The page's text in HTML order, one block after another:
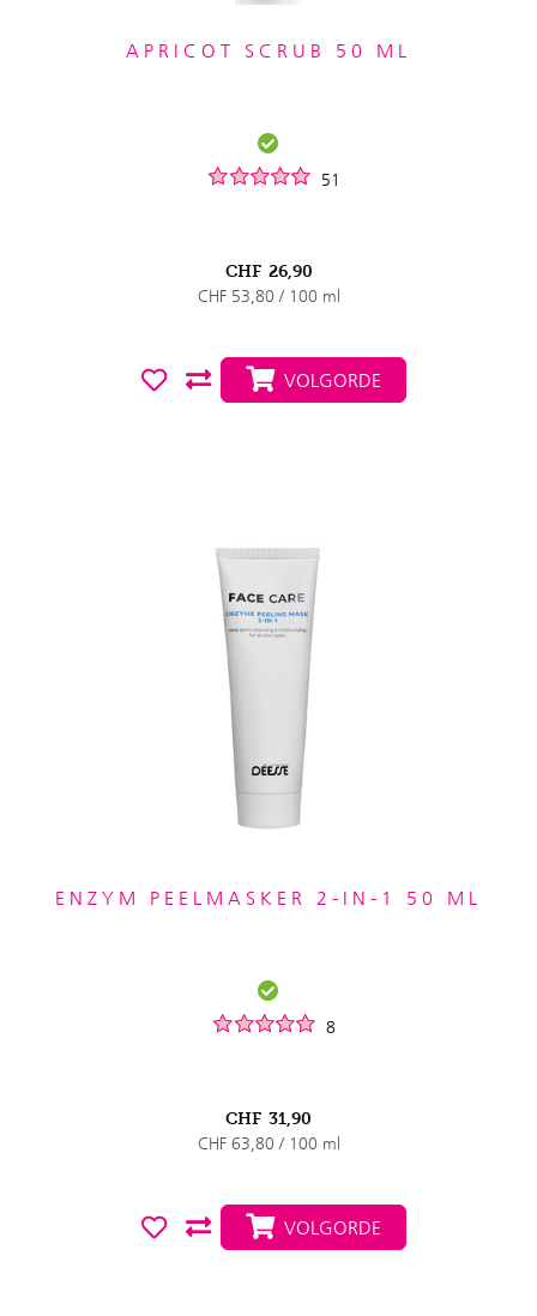
APRICOT SCRUB 50 ML
51
CHF 26,90
CHF 53,80 / 100 ml
VOLGORDE
ENZYM PEELMASKER 2-IN-1 50 ML
8
CHF 31,90
CHF 63,80 / 100 ml
VOLGORDE